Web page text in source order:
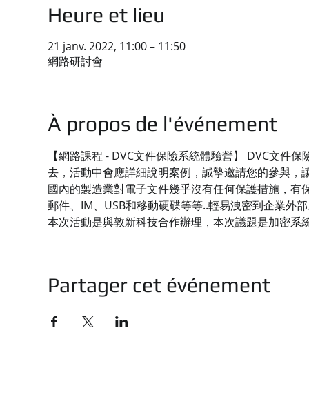
Heure et lieu
21 janv. 2022, 11:00 – 11:50
網路研討會
À propos de l'événement
【網路課程 - DVC文件保險系統體驗營】 DVC文件
去，活動中會應詳細說明案例，誠摯邀請您的參與，
國內的製造業對電子文件幾乎沒有任何保護措施，
郵件、IM、USB和移動硬碟等等..輕易洩密到企業外
本次活動是與敦新科技合作辦理，本次議題是加密系
Partager cet événement